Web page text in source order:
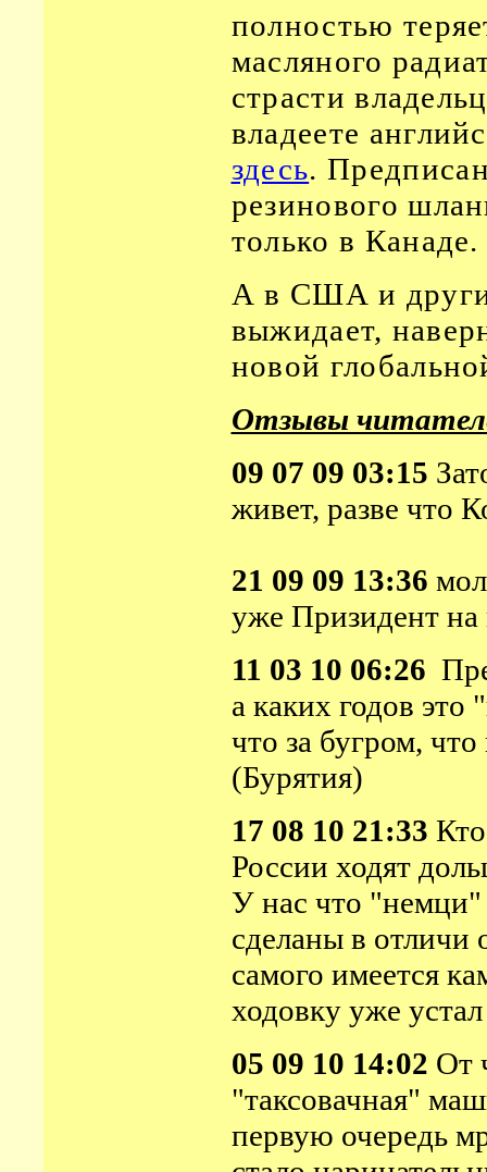
полностью
масляного
страсти
владеете
здесь.
резинового
только в Канаде.
А в США и
выжидает,
новой
Отзывы
09 07 09 03:15
живет, разве что
21 09 09 13:36
уже Призидент
11 03 10 06:26
а каких годов
что за бугром,
(Бурятия)
17 08 10 21:33
России ходят
У нас что
сделаны в
самого имеется
ходовку уже устал
05 09 10 14:02 От
"таксовачная"
первую очередь